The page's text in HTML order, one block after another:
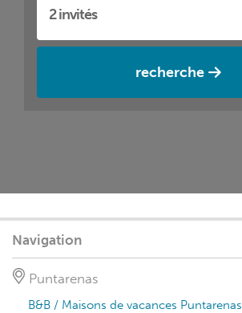
recherche
Navigation
Puntarenas
B&B / Maisons de vacances Puntarenas